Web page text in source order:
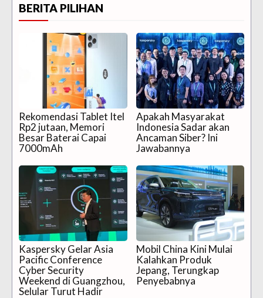
BERITA PILIHAN
Rekomendasi Tablet Itel
Rp2 jutaan, Memori
Besar Baterai Capai
7000mAh
Apakah Masyarakat
Indonesia Sadar akan
Ancaman Siber? Ini
Jawabannya
Kaspersky Gelar Asia
Pacific Conference
Cyber Security
Weekend di Guangzhou,
Selular Turut Hadir
Mobil China Kini Mulai
Kalahkan Produk
Jepang, Terungkap
Penyebabnya